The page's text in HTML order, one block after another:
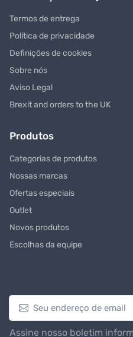
Termos de entrega
Política de privacidade
Definições de cookies
Sobre nós
Aviso Legal
Brexit and orders to the UK
Produtos
Categorias de produtos
Nossas marcas
Ofertas especiais
Outlet
Novos produtos
Escolhas da equipe
Assine nosso boletim